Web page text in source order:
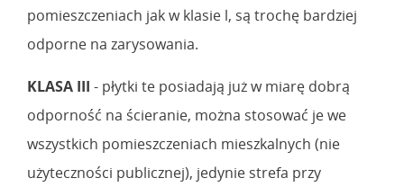
pomieszczeniach jak w klasie l, są trochę bardziej
odporne na zarysowania.
KLASA III - płytki te posiadają już w miarę dobrą
odporność na ścieranie, można stosować je we
wszystkich pomieszczeniach mieszkalnych (nie
użyteczności publicznej), jedynie strefa przy